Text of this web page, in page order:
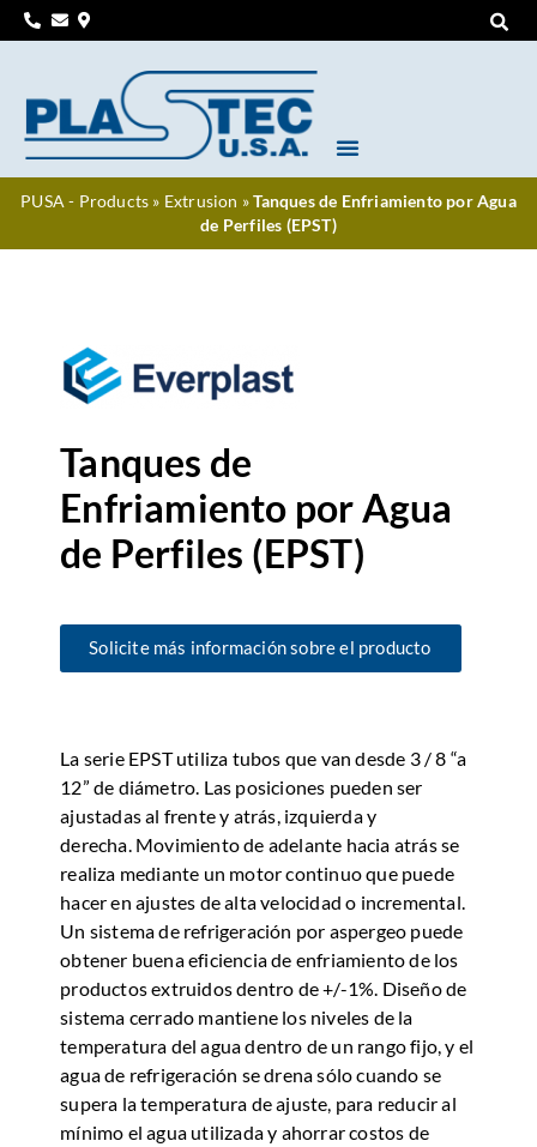
PUSA - Products » Extrusion »Tanques de Enfriamiento por Agua
de Perfiles (EPST)
Tanques de
Enfriamiento por Agua
de Perfiles (EPST)
Solicite más información sobre el producto
La serie EPST utiliza tubos que van desde 3 / 8 “a
12” de diámetro. Las posiciones pueden ser
ajustadas al frente y atrás, izquierda y
derecha. Movimiento de adelante hacia atrás se
realiza mediante un motor continuo que puede
hacer en ajustes de alta velocidad o incremental.
Un sistema de refrigeración por aspergeo puede
obtener buena eficiencia de enfriamiento de los
productos extruidos dentro de +/-1%. Diseño de
sistema cerrado mantiene los niveles de la
temperatura del agua dentro de un rango fijo, y el
agua de refrigeración se drena sólo cuando se
supera la temperatura de ajuste, para reducir al
mínimo el agua utilizada y ahorrar costos de